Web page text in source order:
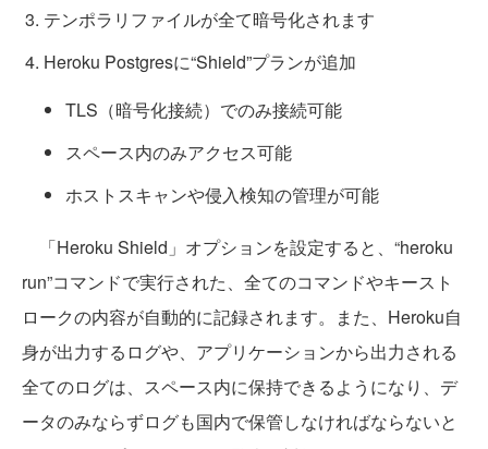
テンポラリファイルが全て暗号化されます
Heroku Postgresに“Shield”プランが追加
TLS（暗号化接続）でのみ接続可能
スペース内のみアクセス可能
ホストスキャンや侵入検知の管理が可能
「Heroku Shield」オプションを設定すると、“heroku
run”コマンドで実行された、全てのコマンドやキースト
ロークの内容が自動的に記録されます。また、Heroku自
身が出力するログや、アプリケーションから出力される
全てのログは、スペース内に保持できるようになり、デ
ータのみならずログも国内で保管しなければならないと